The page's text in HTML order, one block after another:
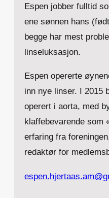
Espen jobber fulltid
ene sønnen hans
begge har mest
linseluksasjon.
Espen opererte
inn nye linser. I 2015
operert i aorta, med
klaffebevarende som
erfaring fra
redaktør for